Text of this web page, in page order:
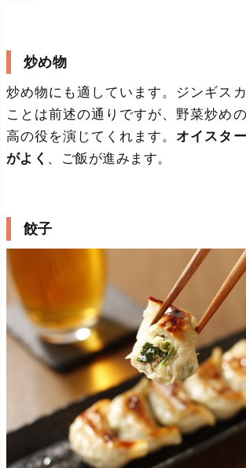
炒め物
炒め物にも適しています。ジンギス
ことは前述の通りですが、野菜炒め
高の役を演じてくれます。 オイスタ
がよく 、ご飯が進みます。
餃子